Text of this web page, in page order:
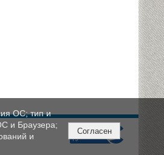
ОС; тип и
и Браузера;
и
Согласен